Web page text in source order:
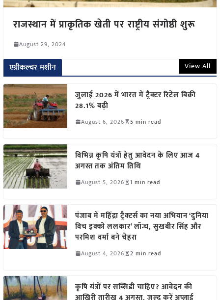
राजस्थान में प्राकृतिक खेती पर राष्ट्रीय संगोष्ठी शुरू
August 29, 2024
एग्रीकल्चर मशीन View All
जुलाई 2026 में भारत में ट्रैक्टर रिटेल बिक्री
28.1% बढ़ी
August 6, 2026 5 min read
विभिन्न कृषि यंत्रों हेतु आवेदन के लिए आज 4
अगस्त तक अंतिम तिथि
August 5, 2026 1 min read
पंजाब में महिंद्रा ट्रैक्टर्स का नया अभियान ‘दुनिया
विच इक्को ललकार’ लॉन्च, सुखबीर सिंह और
परमिश वर्मा बने चेहरा
August 4, 2026 2 min read
कृषि यंत्रों पर सब्सिडी चाहिए? आवेदन की